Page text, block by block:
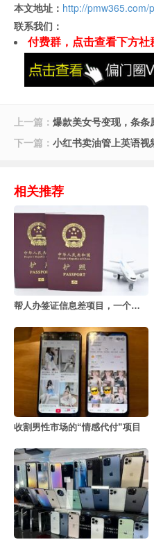
本文地址： http://pmw365.com/
联系我们：
付费群，点击查看下方社
上一篇： 爆款美女号变现，条条
下一篇： 小红书卖油管上英语视
相关推荐
帮人办签证信息差项目，一个月赚几十万
收割男性市场的“情感代付”项目